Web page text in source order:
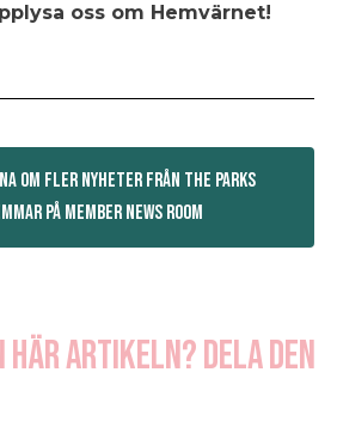
oss om Hemvärnet!
OM FLER NYHETER FRÅN THE PARKS
PÅ MEMBER NEWS ROOM
här artikeln? Dela den